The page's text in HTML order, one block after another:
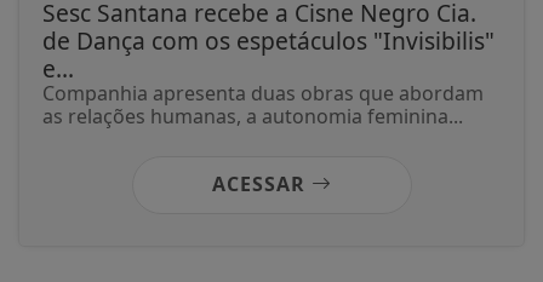
Sesc Santana recebe a Cisne Negro Cia.
de Dança com os espetáculos "Invisibilis"
e...
Companhia apresenta duas obras que abordam
as relações humanas, a autonomia feminina...
ACESSAR